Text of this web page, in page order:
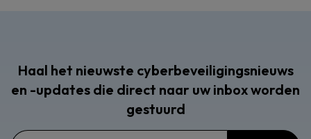
Haal het nieuwste cyberbeveiligingsnieuws
en -updates die direct naar uw inbox worden
gestuurd